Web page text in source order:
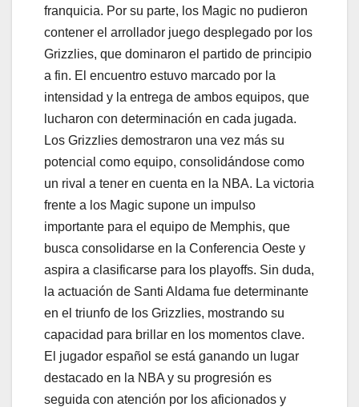
franquicia. Por su parte, los Magic no pudieron
contener el arrollador juego desplegado por los
Grizzlies, que dominaron el partido de principio
a fin. El encuentro estuvo marcado por la
intensidad y la entrega de ambos equipos, que
lucharon con determinación en cada jugada.
Los Grizzlies demostraron una vez más su
potencial como equipo, consolidándose como
un rival a tener en cuenta en la NBA. La victoria
frente a los Magic supone un impulso
importante para el equipo de Memphis, que
busca consolidarse en la Conferencia Oeste y
aspira a clasificarse para los playoffs. Sin duda,
la actuación de Santi Aldama fue determinante
en el triunfo de los Grizzlies, mostrando su
capacidad para brillar en los momentos clave.
El jugador español se está ganando un lugar
destacado en la NBA y su progresión es
seguida con atención por los aficionados y